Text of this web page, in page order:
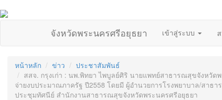
จังหวัดพระนครศรีอยุธยา เข้าสู่ระบบ
หน้าหลัก ข่าว
ประชาสัมพันธ์
สสจ. กรุงเก่า : นพ.พิทยา ไพบูลย์ศิริ นายแพทย์สาธารณสุขจังหวั
จ่ายงบประมาณภาครัฐ ปี2558 โดยมี ผู้อำนวยการโรงพยาบาล/สาธ
ประชุมทัศนีย์ สำนักงานสาธารณสุขจังหวัดพระนครศรีอยุธยา